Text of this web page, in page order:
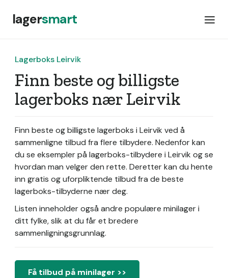
lagersmart
Lagerboks Leirvik
Finn beste og billigste
lagerboks nær Leirvik
Finn beste og billigste lagerboks i Leirvik ved å
sammenligne tilbud fra flere tilbydere. Nedenfor kan
du se eksempler på lagerboks-tilbydere i Leirvik og se
hvordan man velger den rette. Deretter kan du hente
inn gratis og uforpliktende tilbud fra de beste
lagerboks-tilbyderne nær deg.
Listen inneholder også andre populære minilager i
ditt fylke, slik at du får et bredere
sammenligningsgrunnlag.
Få tilbud på minilager >>